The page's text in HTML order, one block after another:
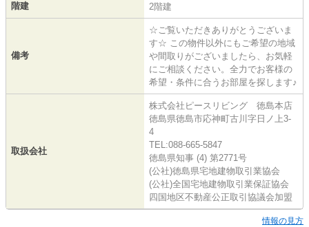
階建 2階建
備考
☆ご覧いただきありがとうございま
す☆ この物件以外にもご希望の地域
や間取りがございましたら、お気軽
にご相談ください。全力でお客様の
希望・条件に合うお部屋を探します♪
取扱会社
株式会社ピースリビング 徳島本店
徳島県徳島市応神町古川字日ノ上3-
4
TEL:088-665-5847
徳島県知事 (4) 第2771号
(公社)徳島県宅地建物取引業協会
(公社)全国宅地建物取引業保証協会
四国地区不動産公正取引協議会加盟
情報の見方